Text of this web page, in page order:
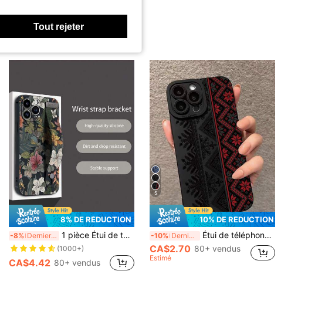
4.96 75
12K
4.96 12K
4.96 12K
8% DE RÉDUCTION
-8% Derniers 3 jours 1 pièce Étui de téléphone en TPU à motif floral mode, noir, motif floral Ditsy, bracelet antichoc. Étui de téléphone polyvalent et créatif avec une couverture complète, convient comme cadeau d'anniversaire/fête/anniversaire de mariage pour petite amie/petit ami, épouse/mari, amis. Compatible avec les téléphones Apple/Android. Anniversaire de printemps
(1000+)
CA$4.42 80+ vendus
5
10% DE RÉDUCTION
-10% Derniers 3 jours Étui de téléphone style vintage noir mode antichoc compatible avec Apple, bord droit perforé, peinture totem vintage. Coloré rouge et noir. Compatible avec iPhone P14 Pro Max, P13, P11, P12, XR, 7/8, compatible avec Galaxy A03s, A03 Core, A04, A12, A13, A14, A21s, A22, A23, A24, A32, A33, A34, A51, A52, A53, A54, A71, A72, A73, S20 FE, S21, S22, compatible avec Redmi 9, 9A, 10A, 10C, Note 9, Note 10, Note 11, Note 12, 12, 12C. Étanche, anti-chute, résistant aux rayures. Cadeau d'anniversaire.
CA$2.70 80+ vendus
Estimé
Tout rejeter